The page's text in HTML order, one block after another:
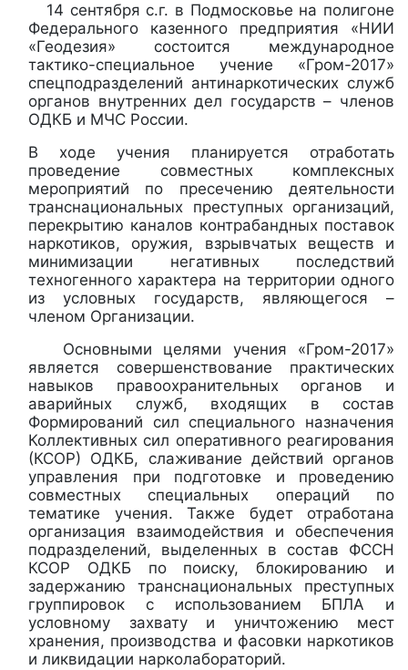
14 сентября с.г. в Подмосковье на полигоне
Федерального казенного предприятия «НИИ
«Геодезия» состоится международное
тактико-специальное учение «Гром-2017»
спецподразделений антинаркотических служб
органов внутренних дел государств – членов
ОДКБ и МЧС России.
В ходе учения планируется отработать
проведение совместных комплексных
мероприятий по пресечению деятельности
транснациональных преступных организаций,
перекрытию каналов контрабандных поставок
наркотиков, оружия, взрывчатых веществ и
минимизации негативных последствий
техногенного характера на территории одного
из условных государств, являющегося –
членом Организации.
Основными целями учения «Гром-2017»
является совершенствование практических
навыков правоохранительных органов и
аварийных служб, входящих в состав
Формирований сил специального назначения
Коллективных сил оперативного реагирования
(КСОР) ОДКБ, слаживание действий органов
управления при подготовке и проведению
совместных специальных операций по
тематике учения. Также будет отработана
организация взаимодействия и обеспечения
подразделений, выделенных в состав ФССН
КСОР ОДКБ по поиску, блокированию и
задержанию транснациональных преступных
группировок с использованием БПЛА и
условному захвату и уничтожению мест
хранения, производства и фасовки наркотиков
и ликвидации нарколабораторий.